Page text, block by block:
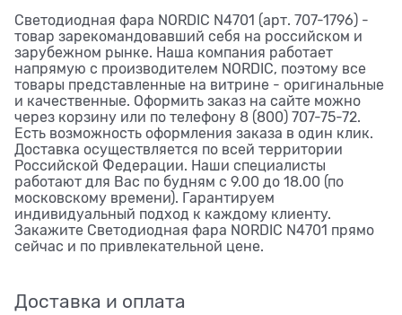
Светодиодная фара NORDIC N4701 (арт. 707-1796) -
товар зарекомандовавший себя на российском и
зарубежном рынке. Наша компания работает
напрямую с производителем NORDIC, поэтому все
товары представленные на витрине - оригинальные
и качественные. Оформить заказ на сайте можно
через корзину или по телефону 8 (800) 707-75-72.
Есть возможность оформления заказа в один клик.
Доставка осуществляется по всей территории
Российской Федерации. Наши специалисты
работают для Вас по будням с 9.00 до 18.00 (по
московскому времени). Гарантируем
индивидуальный подход к каждому клиенту.
Закажите Светодиодная фара NORDIC N4701 прямо
сейчас и по привлекательной цене.
Доставка и оплата